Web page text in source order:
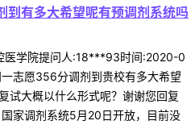
有多大希望呢有预调剂系统吗
医学院提问人:18***93时间:2020-0
志愿356分调剂到贵校有多大希望
试大概以什么形式呢？谢谢您回复
家调剂系统5月20日开放，目前没